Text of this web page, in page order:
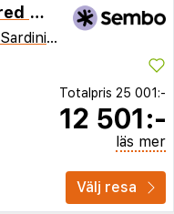
Vacanze Da Giuly With Shared Pool
Sardinien
Totalpris 25 001:-
12 501:-
läs mer
Välj resa